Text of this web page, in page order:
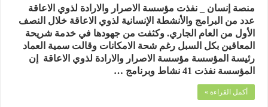
الاصرار
والارادة
لذوي
الاعاقة
تنفذ
41برنامجا
منصة إنسان _ نفذت مؤسسة الاصرار والارادة لذوي الاعاقة
عدد من البرامج والأنشطة الإنسانية لذوي الاعاقة خلال النصف
الأول من العام الجاري. وكثفت من جهودها في خدمة شريحة
المعاقين بكل السبل رغم شحة الامكانات وقالت سمية العماد
رئيسة المؤسسة مؤسسة الاصرار والارادة لذوي الاعاقة إن
المؤسسة نفذت 41 نشاط وبرنامج …
أكمل القراءة »